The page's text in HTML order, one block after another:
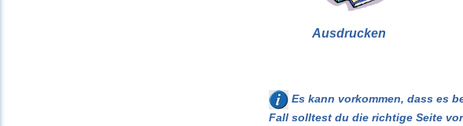
Ausdrucken
Es kann vorkommen, dass es
Fall solltest du die richtige Seite